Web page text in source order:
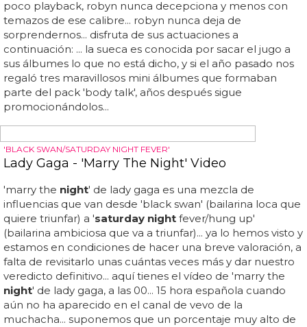
con esta tarea, que no es nada fácil y que será un regalo
para todos sus fans... desde el primer speech, en el que
seguro que se reirá de sí misma, hasta la cantidad de gags
en los que aparecerá, lo que está claro es que la noche
del 3 de marzo todos...
ENCIMA, DIVERTIDÍSIMA
'Saturday Night Live' contrata a la primera actriz
abiertamente lesbiana